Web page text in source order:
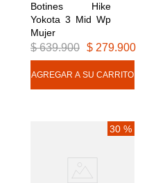
Botines Hike
Yokota 3 Mid Wp
Mujer
$ 639.900 $ 279.900
30 %